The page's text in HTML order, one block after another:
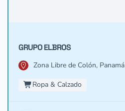
GRUPO ELBROS
Zona Libre de Colón, Panamá
Ropa & Calzado